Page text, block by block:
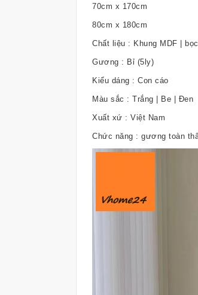
70cm x 170cm
80cm x 180cm
Chất liệu : Khung MDF |
Gương : Bỉ (5ly)
Kiểu dáng : Con cáo
Màu sắc : Trắng | Be | Đen
Xuất xứ : Việt Nam
Chức năng : gương toàn